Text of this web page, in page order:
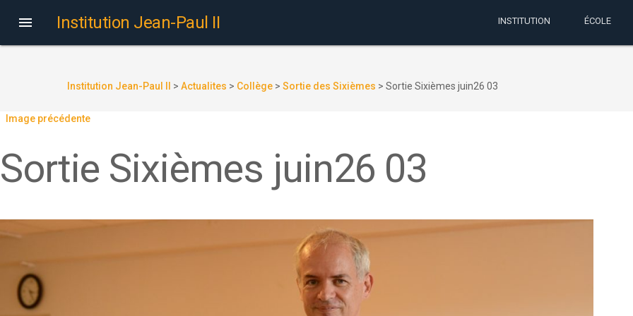
 Institution Jean-Paul II INSTITUTION ÉCOLE
Institution Jean-Paul II > Actualites > Collège > Sortie des Sixièmes > Sortie Sixièmes juin26 03
Image précédente
Sortie Sixièmes juin26 03